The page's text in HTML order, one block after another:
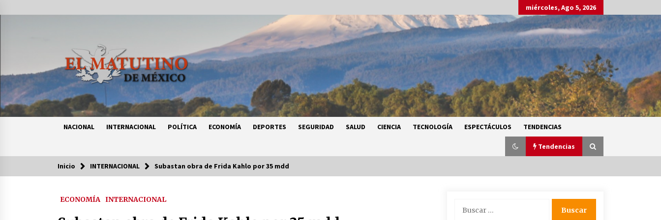
al
miércoles, Ago 5, 2026
NACIONAL INTERNACIONAL POLÍTICA ECONOMÍA DEPORTES SEGURIDAD SALUD CIENCIA TECNOLOGÍA ESPECTÁCULOS TENDENCIAS
Tendencias
Tendencias
Certificado de Dafne Quintos revela
granizo y calor extremo en gran
Inicio INTERNACIONAL Subastan obra de Frida Kahlo por 35 mdd
ECONOMÍA INTERNACIONAL